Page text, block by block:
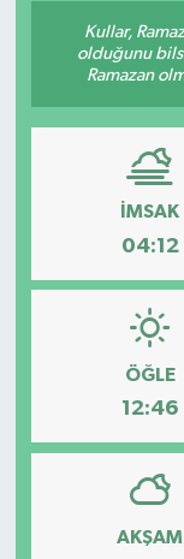
Kullar,
olduğunu
Ramazan
İMSAK
04:12
ÖĞLE
12:46
AKŞAM